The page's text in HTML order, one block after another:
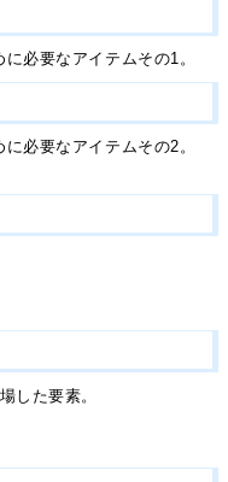
必要なアイテムその1。
必要なアイテムその2。
した要素。